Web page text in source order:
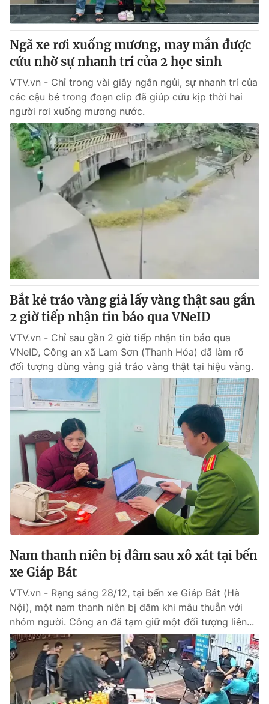
Ngã xe rơi xuống mương, may mắn được
cứu nhờ sự nhanh trí của 2 học sinh
VTV.vn - Chỉ trong vài giây ngắn ngủi, sự nhanh trí của
các cậu bé trong đoạn clip đã giúp cứu kịp thời hai
người rơi xuống mương nước.
Bắt kẻ tráo vàng giả lấy vàng thật sau gần
2 giờ tiếp nhận tin báo qua VNeID
VTV.vn - Chỉ sau gần 2 giờ tiếp nhận tin báo qua
VNeID, Công an xã Lam Sơn (Thanh Hóa) đã làm rõ
đối tượng dùng vàng giả tráo vàng thật tại hiệu vàng.
Nam thanh niên bị đâm sau xô xát tại bến
xe Giáp Bát
VTV.vn - Rạng sáng 28/12, tại bến xe Giáp Bát (Hà
Nội), một nam thanh niên bị đâm khi mâu thuẫn với
nhóm người. Công an đã tạm giữ một đối tượng liên...